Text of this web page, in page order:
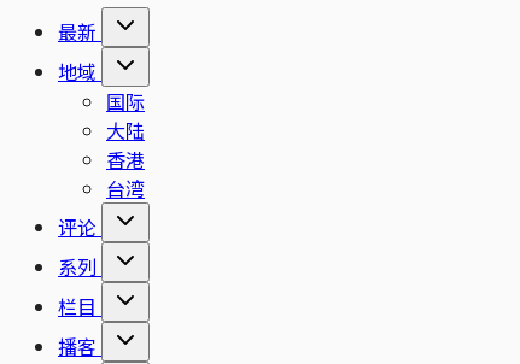
最新
地域
国际
大陆
香港
台湾
评论
系列
栏目
播客